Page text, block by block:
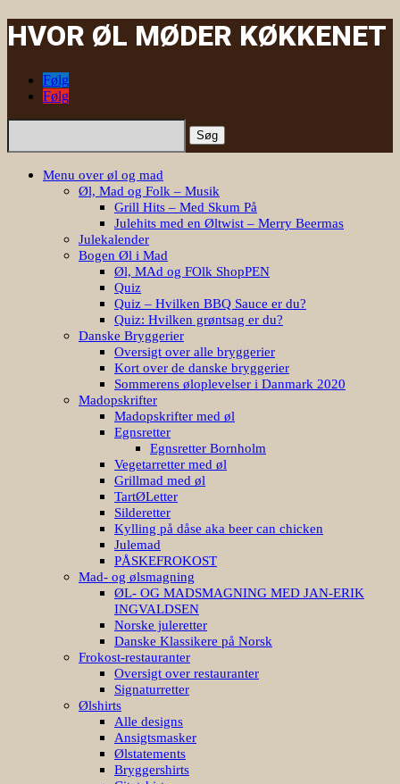
HVOR ØL MØDER KØKKENET
Følg
Følg
Søg
Menu over øl og mad
Øl, Mad og Folk – Musik
Grill Hits – Med Skum På
Julehits med en Øltwist – Merry Beermas
Julekalender
Bogen Øl i Mad
Øl, MAd og FOlk ShopPEN
Quiz
Quiz – Hvilken BBQ Sauce er du?
Quiz: Hvilken grøntsag er du?
Danske Bryggerier
Oversigt over alle bryggerier
Kort over de danske bryggerier
Sommerens øloplevelser i Danmark 2020
Madopskrifter
Madopskrifter med øl
Egnsretter
Egnsretter Bornholm
Vegetarretter med øl
Grillmad med øl
TartØLetter
Silderetter
Kylling på dåse aka beer can chicken
Julemad
PÅSKEFROKOST
Mad- og ølsmagning
ØL- OG MADSMAGNING MED JAN-ERIK
INGVALDSEN
Norske juleretter
Danske Klassikere på Norsk
Frokost-restauranter
Oversigt over restauranter
Signaturretter
Ølshirts
Alle designs
Ansigtsmasker
Ølstatements
Bryggershirts